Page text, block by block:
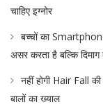
चाहिए इग्नोर
बच्चों का
असर करता है बल्कि
नहीं होगी Hair Fall
बालों का ख्याल